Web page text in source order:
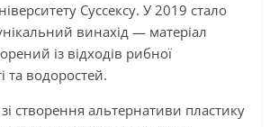
Суссексу. У 2019 стало
винахід — матеріал
із відходів рибної
та водоростей.
створення альтернативи пластику